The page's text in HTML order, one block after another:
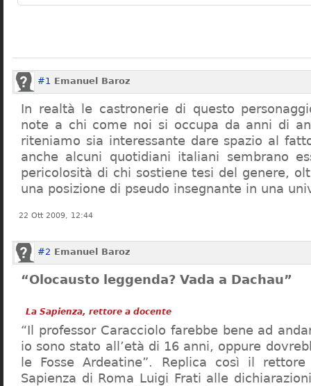
#1 Emanuel Baroz
In realtà le castronerie di questo
note a chi come noi si occupa da anni di
riteniamo sia interessante dare spazio al fatto
anche alcuni quotidiani italiani sembrano
pericolosità di chi sostiene tesi del genere,
una posizione di pseudo insegnante in una
22 Ott 2009, 12:44
#2 Emanuel Baroz
“Olocausto leggenda? Vada a Dachau”
La Sapienza, rettore a docente
“Il professor Caracciolo farebbe bene ad
io sono stato all’età di 16 anni, oppure
le Fosse Ardeatine”. Replica così il rettore
Sapienza di Roma Luigi Frati alle